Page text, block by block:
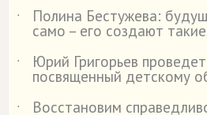
˙
Полина Бестужева:
само – его создают
˙
Юрий Григорьев
посвященный детскому
˙
Восстановим